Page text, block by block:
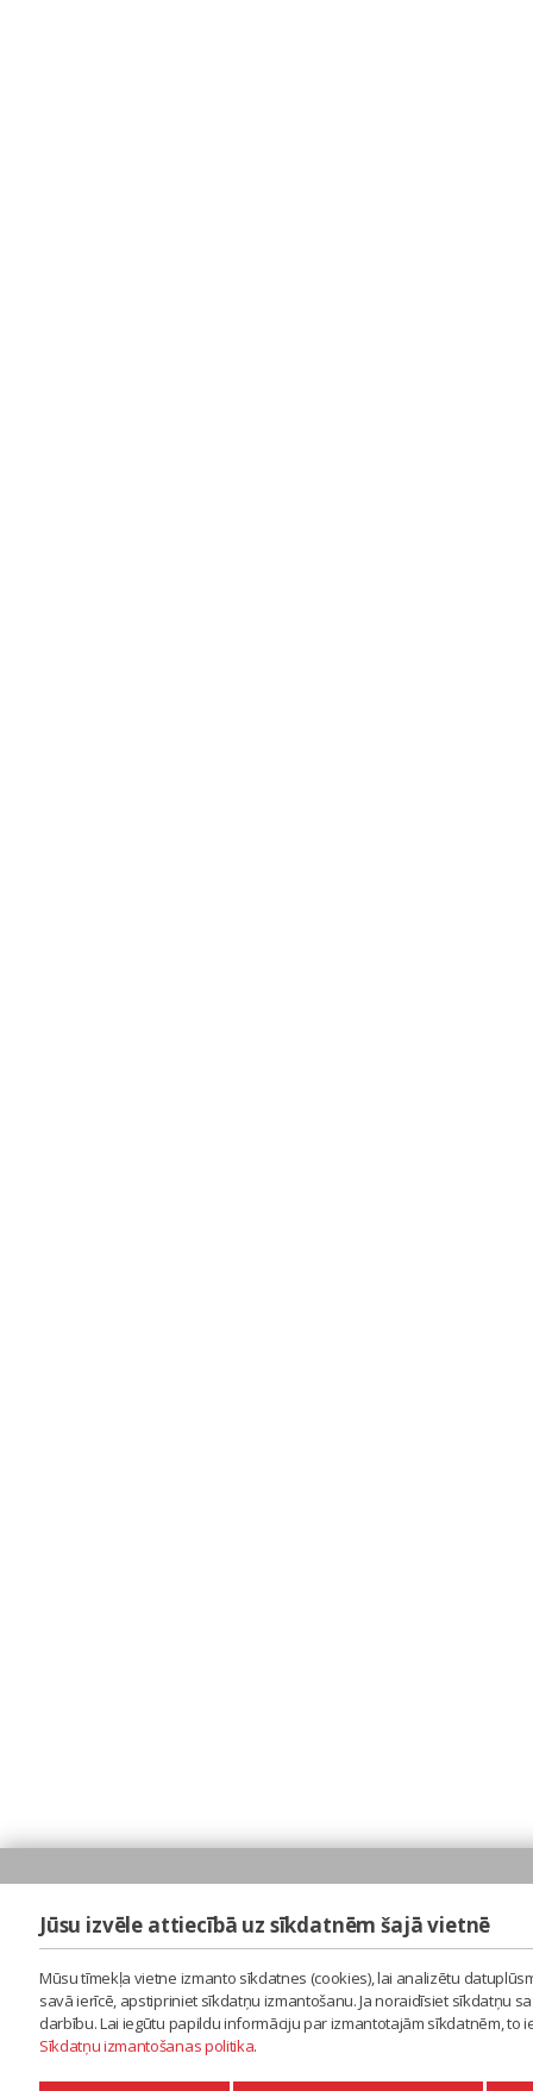
Jūsu izvēle attiecībā uz sīkdatnēm šajā vietnē
Mūsu tīmekļa vietne izmanto sīkdatnes (cookies), lai analizētu
savā ierīcē, apstipriniet sīkdatņu izmantošanu. Ja noraidīsiet sīkdatņu
darbību. Lai iegūtu papildu informāciju par izmantotajām sīkdatnēm,
Sīkdatņu izmantošanas politika.